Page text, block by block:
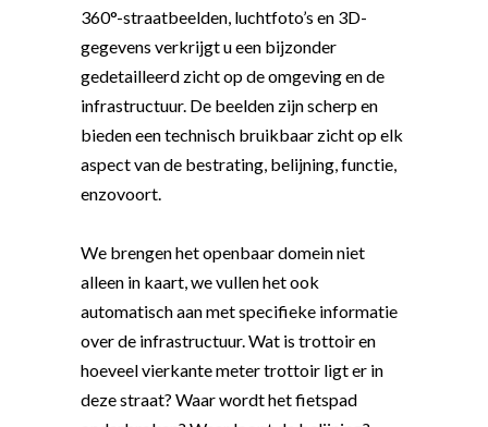
360°-straatbeelden, luchtfoto’s en 3D-
gegevens verkrijgt u een bijzonder
gedetailleerd zicht op de omgeving en de
infrastructuur. De beelden zijn scherp en
bieden een technisch bruikbaar zicht op elk
aspect van de bestrating, belijning, functie,
enzovoort.
We brengen het openbaar domein niet
alleen in kaart, we vullen het ook
automatisch aan met specifieke informatie
over de infrastructuur. Wat is trottoir en
hoeveel vierkante meter trottoir ligt er in
deze straat? Waar wordt het fietspad